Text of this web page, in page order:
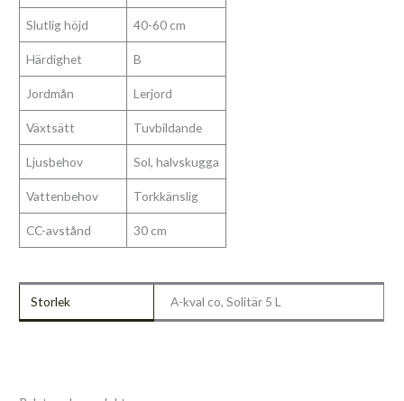
Slutlig höjd 40-60 cm
Härdighet B
Jordmån Lerjord
Växtsätt Tuvbildande
Ljusbehov Sol, halvskugga
Vattenbehov Torkkänslig
CC-avstånd 30 cm
Storlek A-kval co, Solitär 5 L